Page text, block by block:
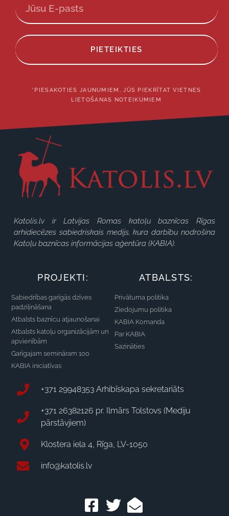
PIETEIKTIES
*PIESAKOTIES JAUNUMIEM, JŪS PIEKRĪTAT VIETNES
LIETOŠANAS NOTEIKUMIEM
Katolis.lv ir Latvijas Romas katoļu baznīcas Rīgas
arhidiecēzes sabiedriskais medijs, kura darbību nodrošina
Katoļu baznīcas informācijas aģentūra (KABIA).
PROJEKTI:
Sabiedrības garīgās dzīves
padziļināšana
Atbalsts baznīcu atjaunošanai
Atbalsts katoļu organizācijām un
apvienībām
Garīgajam semināram 100
KABIA iniciatīvas
ATBALSTS:
Privātuma politika
Ziedojumu politika
KABIA Komanda
Par KABIA
Sazināties
+371 29948353 Arhibīskapa sekretariāts
+371 26382126 pr. Ilmārs Tolstovs (Mediju
pārstāvjiem)
Klostera iela 4, Rīga, LV-1050
info@katolis.lv